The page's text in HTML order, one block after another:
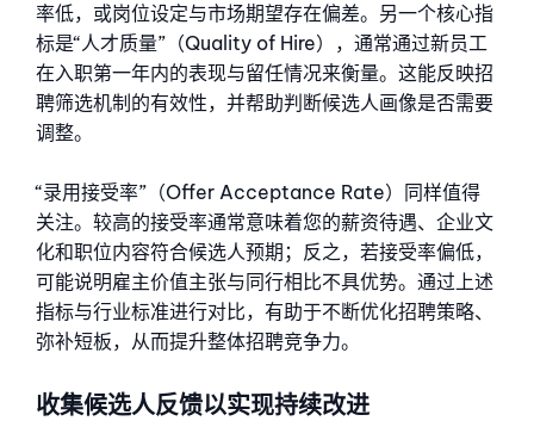
率低，或岗位设定与市场期望存在偏差。另一个核心指
标是“人才质量”（Quality of Hire），通常通过新员工
在入职第一年内的表现与留任情况来衡量。这能反映招
聘筛选机制的有效性，并帮助判断候选人画像是否需要
调整。
“录用接受率”（Offer Acceptance Rate）同样值得
关注。较高的接受率通常意味着您的薪资待遇、企业文
化和职位内容符合候选人预期；反之，若接受率偏低，
可能说明雇主价值主张与同行相比不具优势。通过上述
指标与行业标准进行对比，有助于不断优化招聘策略、
弥补短板，从而提升整体招聘竞争力。
收集候选人反馈以实现持续改进